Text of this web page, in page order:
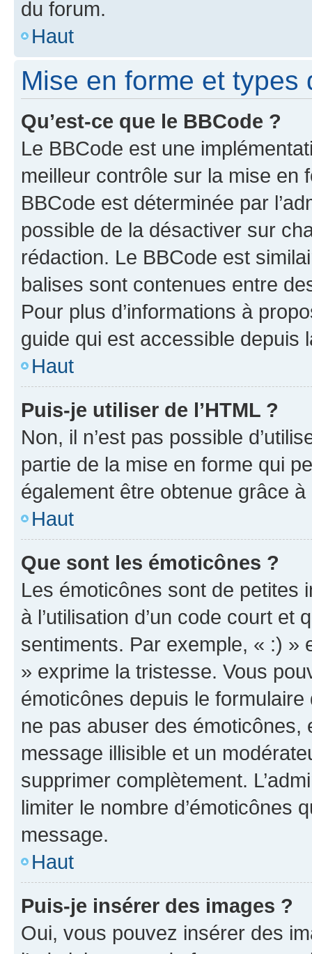
du forum.
Haut
Mise en forme et types
Qu’est-ce que le BBCode ?
Le BBCode est une
meilleur contrôle sur la mise en
BBCode est déterminée par
possible de la désactiver sur
rédaction. Le BBCode est
balises sont contenues entre
Pour plus d’informations à
guide qui est accessible depuis
Haut
Puis-je utiliser de l’HTML ?
Non, il n’est pas possible
partie de la mise en forme qui
également être obtenue grâce à
Haut
Que sont les émoticônes ?
Les émoticônes sont de petites
à l’utilisation d’un code court et
sentiments. Par exemple, « :) »
» exprime la tristesse. Vous
émoticônes depuis le
ne pas abuser des
message illisible et un
supprimer complètement.
limiter le nombre d’émoticônes
message.
Haut
Puis-je insérer des images ?
Oui, vous pouvez insérer des